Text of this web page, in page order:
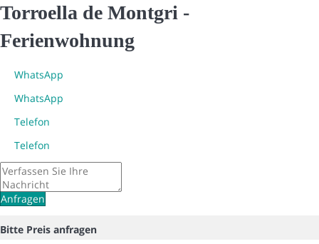
Torroella de Montgri -
Ferienwohnung
WhatsApp
WhatsApp
Telefon
Telefon
Anfragen
Bitte Preis anfragen